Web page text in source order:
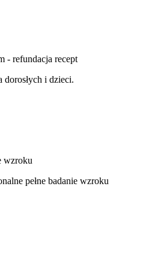
- refundacja recept
i dzieci.
wzroku
pełne badanie wzroku